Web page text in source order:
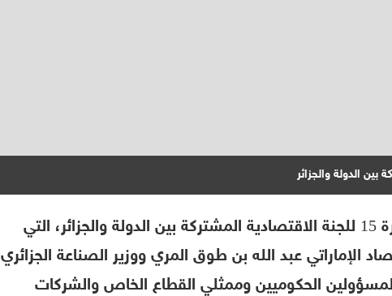
استضافت الإمارات أعمال الدورة 15 للجنة الاقتصادية المشتركة بين الدولة والجزائر، التي
الإماراتي عبد الله بن طوق المري ووزير الصناعة الجزائري
الحكوميين وممثلي القطاع الخاص والشركات